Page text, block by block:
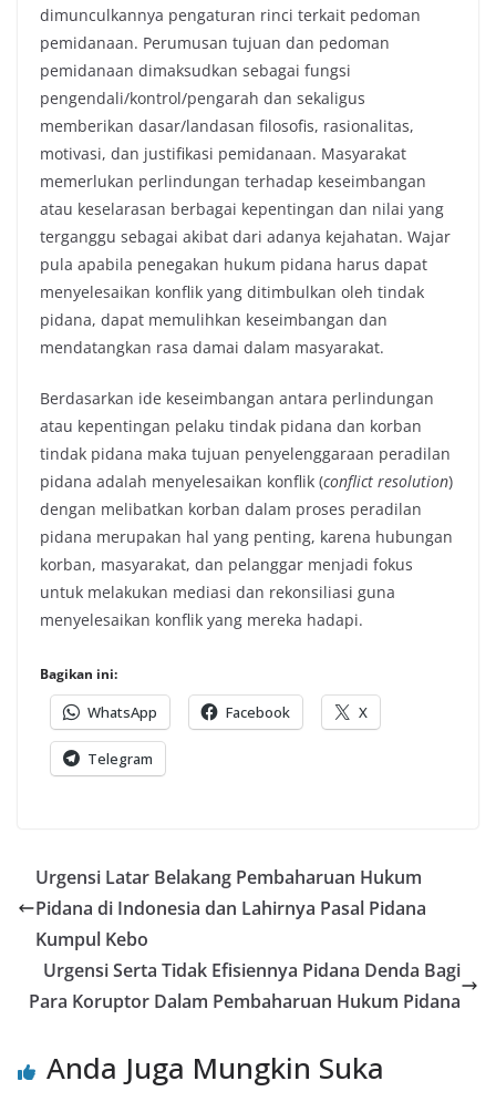
dimunculkannya pengaturan rinci terkait pedoman
pemidanaan. Perumusan tujuan dan pedoman
pemidanaan dimaksudkan sebagai fungsi
pengendali/kontrol/pengarah dan sekaligus
memberikan dasar/landasan filosofis, rasionalitas,
motivasi, dan justifikasi pemidanaan. Masyarakat
memerlukan perlindungan terhadap keseimbangan
atau keselarasan berbagai kepentingan dan nilai yang
terganggu sebagai akibat dari adanya kejahatan. Wajar
pula apabila penegakan hukum pidana harus dapat
menyelesaikan konflik yang ditimbulkan oleh tindak
pidana, dapat memulihkan keseimbangan dan
mendatangkan rasa damai dalam masyarakat.
Berdasarkan ide keseimbangan antara perlindungan
atau kepentingan pelaku tindak pidana dan korban
tindak pidana maka tujuan penyelenggaraan peradilan
pidana adalah menyelesaikan konflik (conflict resolution)
dengan melibatkan korban dalam proses peradilan
pidana merupakan hal yang penting, karena hubungan
korban, masyarakat, dan pelanggar menjadi fokus
untuk melakukan mediasi dan rekonsiliasi guna
menyelesaikan konflik yang mereka hadapi.
Bagikan ini:
WhatsApp Facebook X
Telegram
Urgensi Latar Belakang Pembaharuan Hukum
Pidana di Indonesia dan Lahirnya Pasal Pidana
Kumpul Kebo
Urgensi Serta Tidak Efisiennya Pidana Denda Bagi
Para Koruptor Dalam Pembaharuan Hukum Pidana
Anda Juga Mungkin Suka